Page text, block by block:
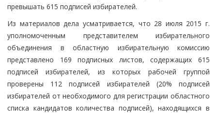
превышать 615 подписей избирателей.
Из материалов дела усматривается, что 28 июля 2015 г.
уполномоченным представителем избирательного
объединения в областную избирательную комиссию
представлено 169 подписных листов, содержащих 615
подписей избирателей, из которых рабочей группой
проверены 112 подписей избирателей (20% подписей
избирателей от необходимого для регистрации областного
списка кандидатов количества подписей), находящихся в